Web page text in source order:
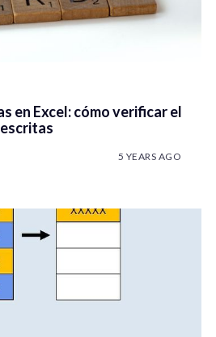
en Excel: cómo verificar el
5 YEARS AGO